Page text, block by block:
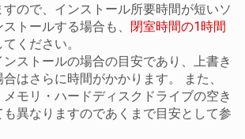
ので、インストール所要時間が短いソ
トールする場合も、 閉室時間の1時間
ください。
ストールの場合の目安であり、上書き
はさらに時間がかかります。 また、
モリ・ハードディスクドライブの空き
異なりますのであくまで目安として参